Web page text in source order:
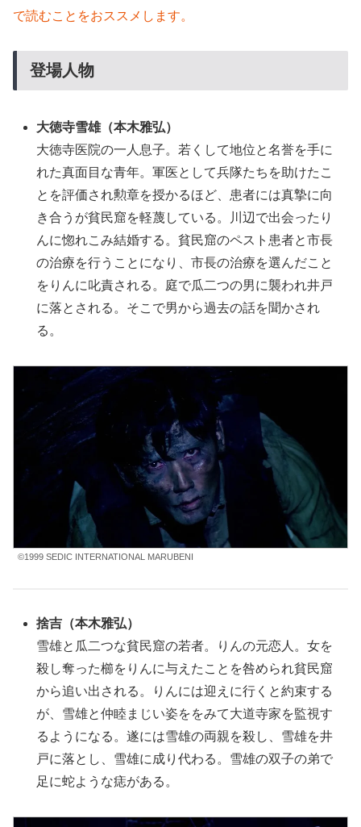
で読むことをおススメします。
登場人物
大徳寺雪雄（本木雅弘）
大徳寺医院の一人息子。若くして地位と名誉を手に
れた真面目な青年。軍医として兵隊たちを助けたこ
とを評価され勲章を授かるほど、患者には真摯に向
き合うが貧民窟を軽蔑している。川辺で出会ったり
んに惚れこみ結婚する。貧民窟のペスト患者と市長
の治療を行うことになり、市長の治療を選んだこと
をりんに叱責される。庭で瓜二つの男に襲われ井戸
に落とされる。そこで男から過去の話を聞かされ
る。
©1999 SEDIC INTERNATIONAL MARUBENI
捨吉（本木雅弘）
雪雄と瓜二つな貧民窟の若者。りんの元恋人。女を
殺し奪った櫛をりんに与えたことを咎められ貧民窟
から追い出される。りんには迎えに行くと約束する
が、雪雄と仲睦まじい姿ををみて大道寺家を監視す
るようになる。遂には雪雄の両親を殺し、雪雄を井
戸に落とし、雪雄に成り代わる。雪雄の双子の弟で
足に蛇ような痣がある。